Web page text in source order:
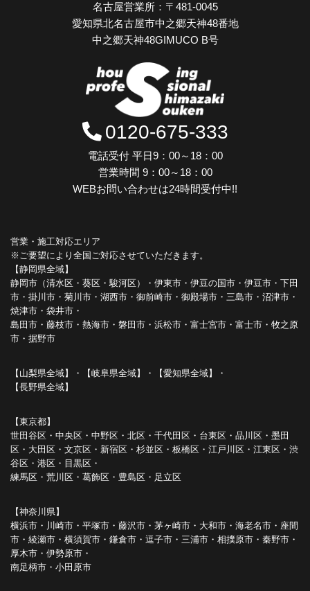
名古屋営業所： 〒481-0045
愛知県北名古屋市中之郷天神48番地
中之郷天神48GIMUCO B号
0120-675-333
電話受付 平日9：00～18：00
営業時間 9：00～18：00
WEBお問い合わせは24時間受付中!!
営業・施工対応エリア
※ご要望により全国ご対応させていただきます。
【静岡県全域】
静岡市（清水区・葵区・駿河区）・伊東市・伊豆の国市・伊豆市・下田
市・掛川市・菊川市・湖西市・御前崎市・御殿場市・三島市・沼津市・
焼津市・袋井市・
島田市・藤枝市・熱海市・磐田市・浜松市・富士宮市・富士市・牧之原
市・据野市
【山梨県全域】・【岐阜県全域】・【愛知県全域】・
【長野県全域】
【東京都】
世田谷区・中央区・中野区・北区・千代田区・台東区・品川区・墨田
区・大田区・文京区・新宿区・杉並区・板橋区・江戸川区・江東区・渋
谷区・港区・目黒区・
練馬区・荒川区・葛飾区・豊島区・足立区
【神奈川県】
横浜市・川崎市・平塚市・藤沢市・茅ヶ崎市・大和市・海老名市・座間
市・綾瀬市・横須賀市・鎌倉市・逗子市・三浦市・相撲原市・秦野市・
厚木市・伊勢原市・
南足柄市・小田原市